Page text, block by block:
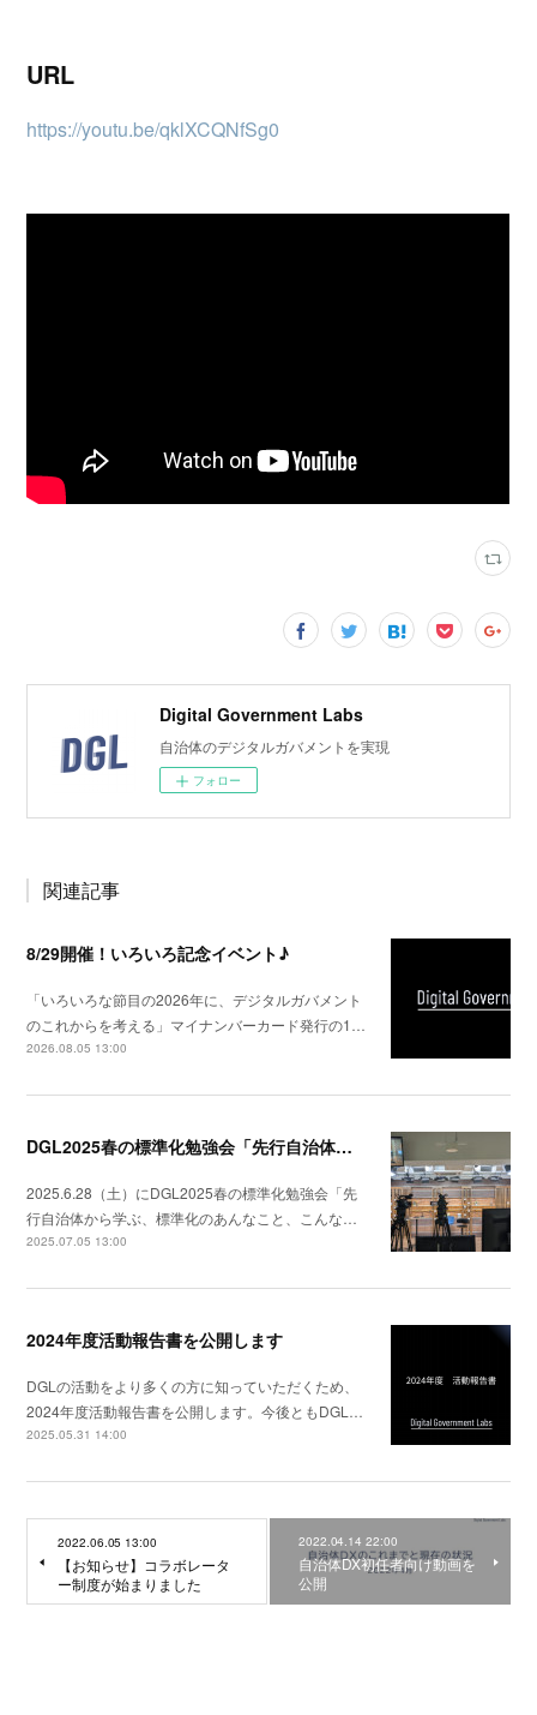
URL
https://youtu.be/qklXCQNfSg0
Digital Government Labs
自治体のデジタルガバメントを実現
フォロー
関連記事
8/29開催！いろいろ記念イベント♪
「いろいろな節目の2026年に、デジタルガバメント
のこれからを考える」マイナンバーカード発行の1…
2026.08.05 13:00
DGL2025春の標準化勉強会「先行自治体から学ぶ、標準化のあんなこと、こんなこと」を配信しました！
2025.6.28（土）にDGL2025春の標準化勉強会「先
行自治体から学ぶ、標準化のあんなこと、こんな…
2025.07.05 13:00
2024年度活動報告書を公開します
DGLの活動をより多くの方に知っていただくため、
2024年度活動報告書を公開します。今後ともDGL…
2025.05.31 14:00
2022.06.05 13:00
【お知らせ】コラボレータ
ー制度が始まりました
2022.04.14 22:00
自治体DX初任者向け動画を
公開